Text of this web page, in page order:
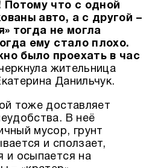
Потому что с одной
авто, а с другой –
тогда не могла
ему стало плохо.
было проехать в час
жительница
Данильчук.
тоже доставляет
В неё
мусор, грунт
и сползает,
и осыпается на